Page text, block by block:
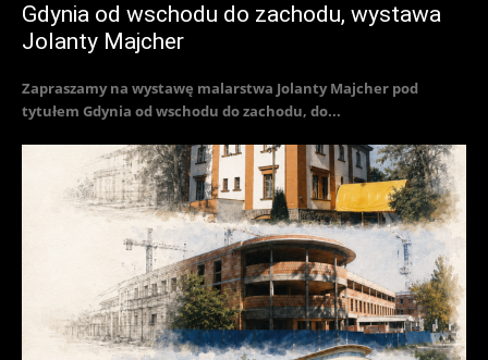
Gdynia od wschodu do zachodu, wystawa
Jolanty Majcher
Zapraszamy na wystawę malarstwa Jolanty Majcher pod
tytułem Gdynia od wschodu do zachodu, do...